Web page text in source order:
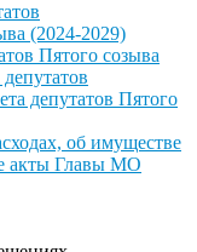
(2024-2029)
Пятого созыва
депутатов Пятого
об имуществе
акты Главы МО